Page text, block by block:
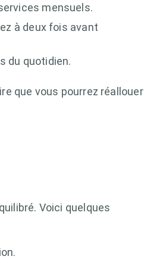
mensuels.
à deux fois avant
du quotidien.
que vous pourrez réallouer
Voici quelques